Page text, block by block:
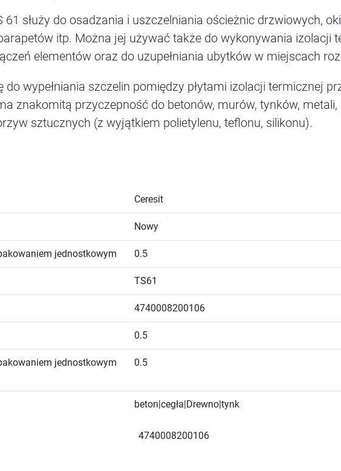
61 służy do osadzania i uszczelniania ościeżnic drzwiowych,
itp. Można jej używać także do wykonywania izolacji
elementów oraz do uzupełniania ubytków w miejscach
do wypełniania szczelin pomiędzy płytami izolacji termicznej
znakomitą przyczepność do betonów, murów, tynków, metali,
sztucznych (z wyjątkiem polietylenu, teflonu, silikonu).
Ceresit
Nowy
jednostkowym 0.5
TS61
4740008200106
0.5
jednostkowym
0.5
beton|cegła|Drewno|tynk
4740008200106